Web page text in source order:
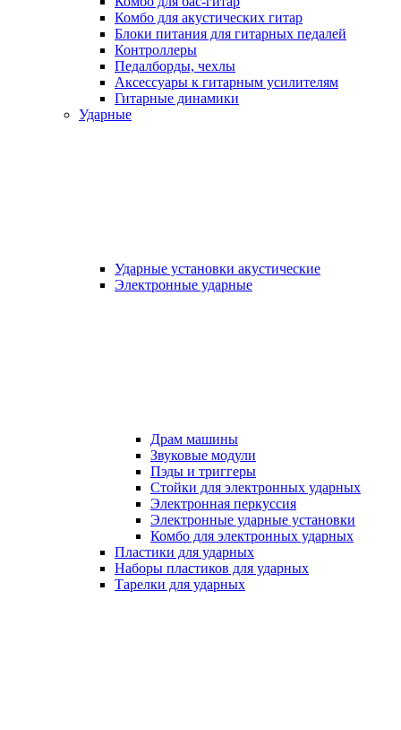
Комбо для акустических гитар
Блоки питания для гитарных педалей
Контроллеры
Педалборды, чехлы
Аксеcсуары к гитарным усилителям
Гитарные динамики
Ударные
Ударные установки акустические
Электронные ударные
Драм машины
Звуковые модули
Пэды и триггеры
Стойки для электронных ударных
Электронная перкуссия
Электронные ударные установки
Комбо для электронных ударных
Пластики для ударных
Наборы пластиков для ударных
Тарелки для ударных